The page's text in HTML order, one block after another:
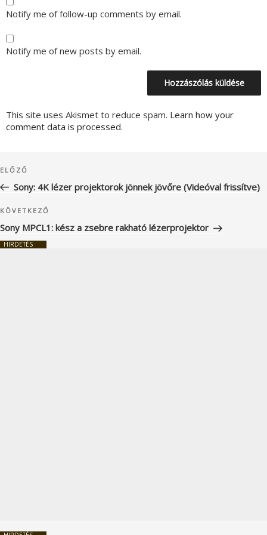
Notify me of follow-up comments by email.
Notify me of new posts by email.
This site uses Akismet to reduce spam. Learn how your
comment data is processed.
navigáció
Korábbi
bejegyzés
ELŐZŐ
Sony: 4K lézer projektorok jönnek jövőre (Videóval frissítve)
Következő
bejegyzés
KÖVETKEZŐ
Sony MPCL1: kész a zsebre rakható lézerprojektor
HIRDETÉS